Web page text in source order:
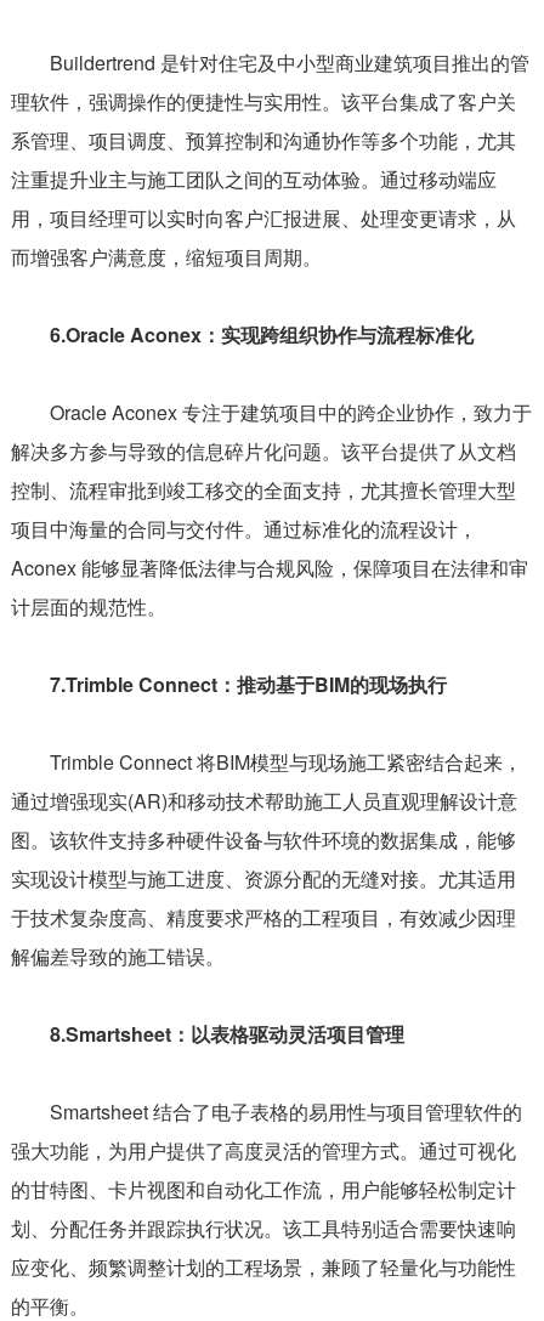
Buildertrend 是针对住宅及中小型商业建筑项目推出的管
理软件，强调操作的便捷性与实用性。该平台集成了客户关
系管理、项目调度、预算控制和沟通协作等多个功能，尤其
注重提升业主与施工团队之间的互动体验。通过移动端应
用，项目经理可以实时向客户汇报进展、处理变更请求，从
而增强客户满意度，缩短项目周期。
6.Oracle Aconex：实现跨组织协作与流程标准化
Oracle Aconex 专注于建筑项目中的跨企业协作，致力于
解决多方参与导致的信息碎片化问题。该平台提供了从文档
控制、流程审批到竣工移交的全面支持，尤其擅长管理大型
项目中海量的合同与交付件。通过标准化的流程设计，
Aconex 能够显著降低法律与合规风险，保障项目在法律和审
计层面的规范性。
7.Trimble Connect：推动基于BIM的现场执行
Trimble Connect 将BIM模型与现场施工紧密结合起来，
通过增强现实(AR)和移动技术帮助施工人员直观理解设计意
图。该软件支持多种硬件设备与软件环境的数据集成，能够
实现设计模型与施工进度、资源分配的无缝对接。尤其适用
于技术复杂度高、精度要求严格的工程项目，有效减少因理
解偏差导致的施工错误。
8.Smartsheet：以表格驱动灵活项目管理
Smartsheet 结合了电子表格的易用性与项目管理软件的
强大功能，为用户提供了高度灵活的管理方式。通过可视化
的甘特图、卡片视图和自动化工作流，用户能够轻松制定计
划、分配任务并跟踪执行状况。该工具特别适合需要快速响
应变化、频繁调整计划的工程场景，兼顾了轻量化与功能性
的平衡。